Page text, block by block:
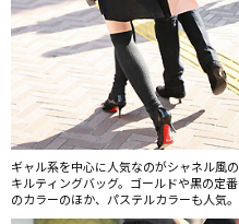
ギャル系を中心に人気なのがシャネル風の
キルティングバッグ。ゴールドや黒の定番
のカラーのほか、パステルカラーも人気。